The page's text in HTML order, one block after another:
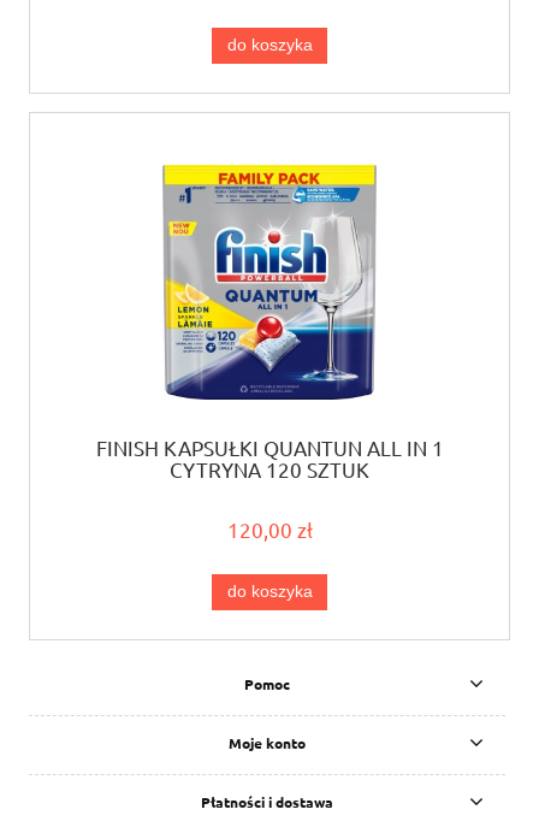
do koszyka
FINISH KAPSUŁKI QUANTUN ALL IN 1
CYTRYNA 120 SZTUK
120,00 zł
do koszyka
Pomoc
Moje konto
Płatności i dostawa